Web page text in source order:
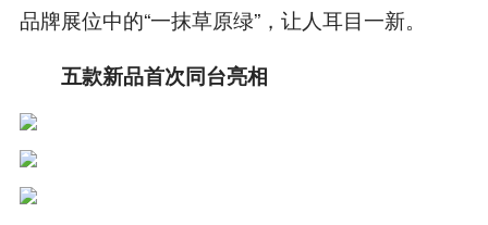
品牌展位中的“一抹草原绿”，让人耳目一新。
五款新品首次同台亮相